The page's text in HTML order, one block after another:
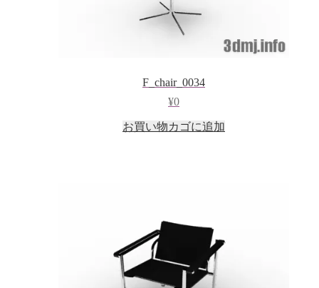
F_chair_0034
¥0
お買い物カゴに追加